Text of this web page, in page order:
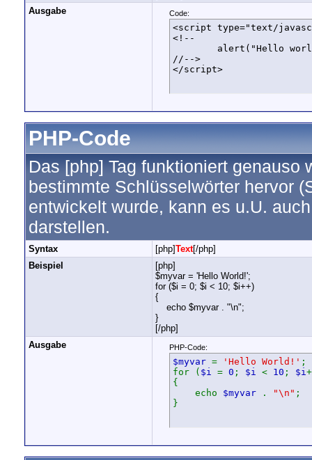
Ausgabe
Code:
<script type="text/
<!--
//-->
</script>
PHP-Code
Das [php] Tag funktioniert genauso
bestimmte Schlüsselwörter hervor
entwickelt wurde, kann es u.U.
darstellen.
Syntax [php]Text[/php]
Beispiel
[php]
$myvar = 'Hello World!';
for ($i = 0; $i < 10; $i++)
{
echo $myvar . "\n";
}
[/php]
Ausgabe
PHP-Code:
$myvar = 'Hello World!' ;
for ( $i = 0 ; $i < 10 ; $i
{
echo $myvar . "\n" ;
}